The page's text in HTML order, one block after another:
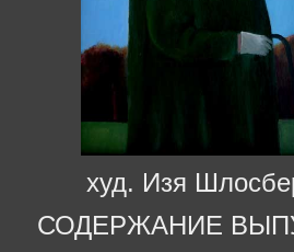
худ. Изя
СОДЕРЖАНИЕ